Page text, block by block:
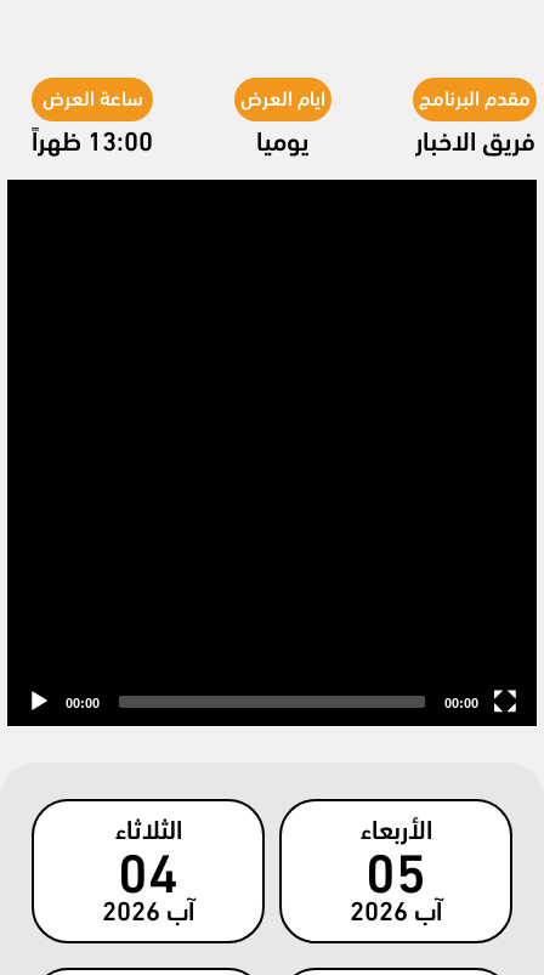
مقدم البرنامج
فريق الاخبار
ايام العرض
يوميا
ساعة العرض
13:00 ظهراً
00:00 00:00
الأربعاء
05
آب 2026
الثلاثاء
04
آب 2026